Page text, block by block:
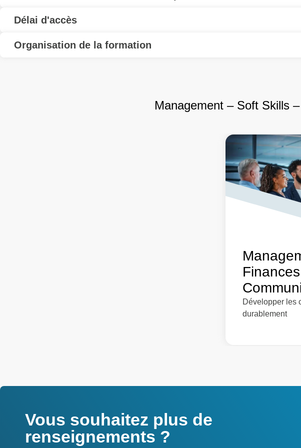
Délai d'accès
Organisation de la formation
Management – Soft Skills
Développer les
durablement
Vous souhaitez plus de
renseignements ?